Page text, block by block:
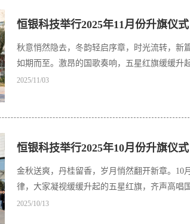
恒银科技举行2025年11月份升旗仪式
秋意悄然隐去，冬韵轻启序章，时光流转，新
如期而至。激昂的国歌奏响，五星红旗缓缓升
2025/11/03
恒银科技举行2025年10月份升旗仪式
金秋送爽，丹桂留香，岁月悄然翻开新章。10
律，大家凝视缓缓升起的五星红旗，齐声高唱
2025/10/13